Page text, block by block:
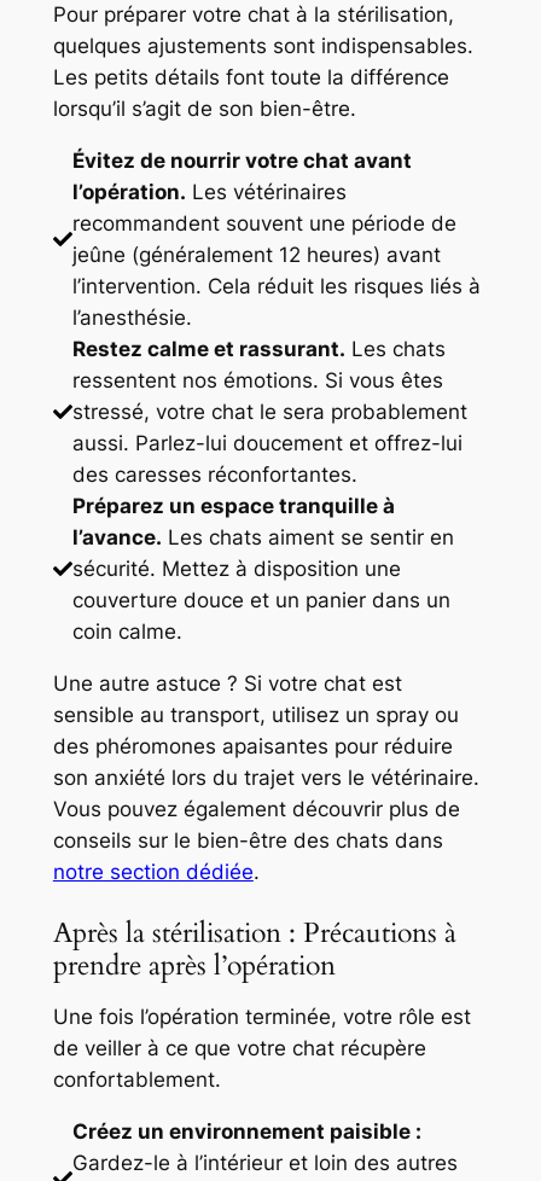
Pour préparer votre chat à la stérilisation,
quelques ajustements sont indispensables.
Les petits détails font toute la différence
lorsqu’il s’agit de son bien-être.
Évitez de nourrir votre chat avant
l’opération. Les vétérinaires
recommandent souvent une période de
jeûne (généralement 12 heures) avant
l’intervention. Cela réduit les risques liés à
l’anesthésie.
Restez calme et rassurant. Les chats
ressentent nos émotions. Si vous êtes
stressé, votre chat le sera probablement
aussi. Parlez-lui doucement et offrez-lui
des caresses réconfortantes.
Préparez un espace tranquille à
l’avance. Les chats aiment se sentir en
sécurité. Mettez à disposition une
couverture douce et un panier dans un
coin calme.
Une autre astuce ? Si votre chat est
sensible au transport, utilisez un spray ou
des phéromones apaisantes pour réduire
son anxiété lors du trajet vers le vétérinaire.
Vous pouvez également découvrir plus de
conseils sur le bien-être des chats dans
notre section dédiée.
Après la stérilisation : Précautions à
prendre après l’opération
Une fois l’opération terminée, votre rôle est
de veiller à ce que votre chat récupère
confortablement.
Créez un environnement paisible :
Gardez-le à l’intérieur et loin des autres